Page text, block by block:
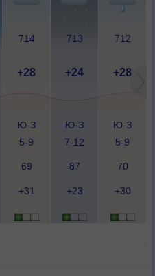
714 713 712
+28 +24 +28
Ю-З
5-9
Ю-З
7-12
Ю-З
5-9
69 87 70
+31 +23 +30